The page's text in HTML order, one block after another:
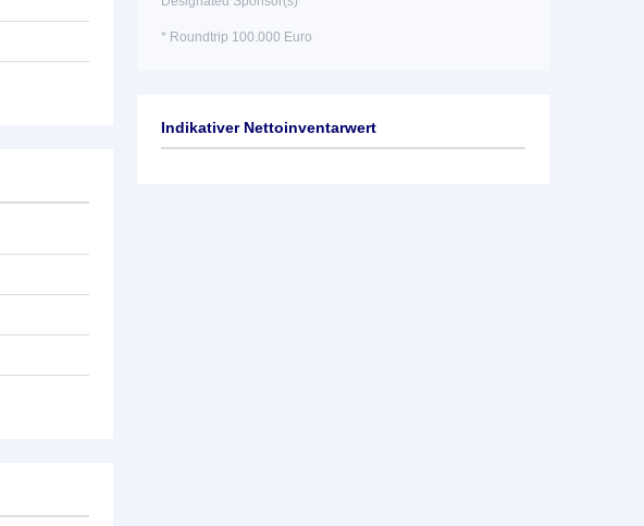
* Roundtrip 100.000 Euro
Indikativer Nettoinventarwert